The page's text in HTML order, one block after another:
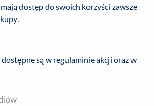
dostęp do swoich korzyści zawsze
dostępne są w regulaminie akcji oraz w